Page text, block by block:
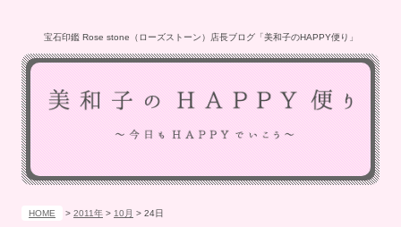
宝石印鑑 Rose stone（ローズストーン）店長ブログ「美和子のHAPPY便り」
HOME > 2011年 > 10月 > 24日